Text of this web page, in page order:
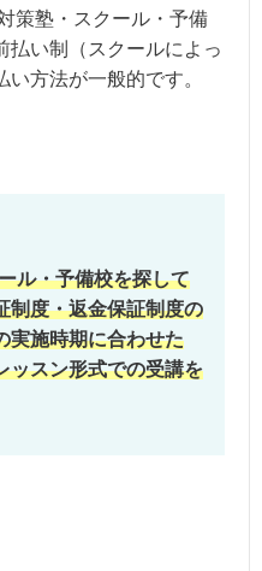
策塾・スクール・予備
払い制（スクールによっ
方法が一般的です。
ル・予備校を探して
制度・返金保証制度の
実施時期に合わせた
ッスン形式での受講を